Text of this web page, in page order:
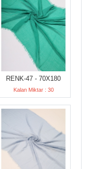
RENK-47 - 70X180
Kalan Miktar : 30